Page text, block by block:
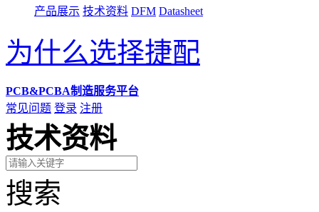
产品展示 技术资料 DFM Datasheet
为什么选择捷配
PCB&PCBA制造服务平台
常见问题 登录 注册
技术资料
搜索